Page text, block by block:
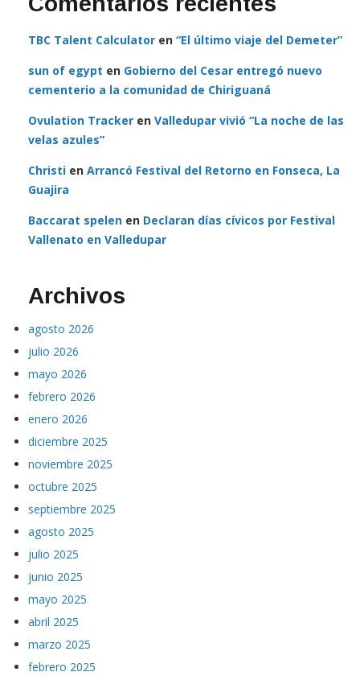
TBC Talent Calculator en “El último viaje del Demeter”
sun of egypt en Gobierno del Cesar entregó nuevo
cementerio a la comunidad de Chiriguaná
Ovulation Tracker en Valledupar vivió “La noche de las
velas azules”
Christi en Arrancó Festival del Retorno en Fonseca, La
Guajira
Baccarat spelen en Declaran días cívicos por Festival
Vallenato en Valledupar
Archivos
agosto 2026
julio 2026
mayo 2026
febrero 2026
enero 2026
diciembre 2025
noviembre 2025
octubre 2025
septiembre 2025
agosto 2025
julio 2025
junio 2025
mayo 2025
abril 2025
marzo 2025
febrero 2025